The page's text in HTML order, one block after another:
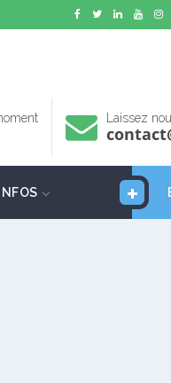
Laissez
INFOS